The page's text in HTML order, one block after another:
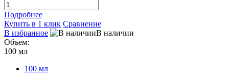
Подробнее
Купить в 1 клик Сравнение
В избранное
В наличии
Объем:
100 мл
100 мл